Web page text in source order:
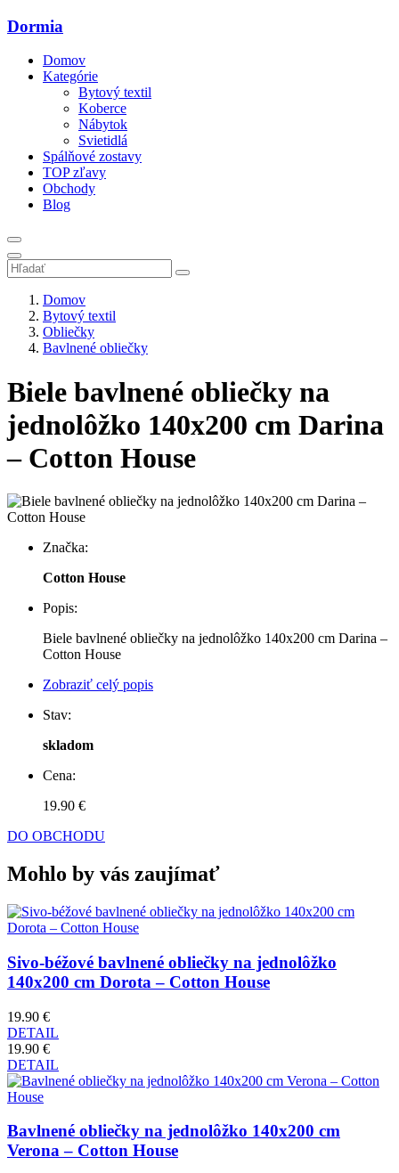
Dormia
Domov
Kategórie
Bytový textil
Koberce
Nábytok
Svietidlá
Spálňové zostavy
TOP zľavy
Obchody
Blog
Domov
Bytový textil
Obliečky
Bavlnené obliečky
Biele bavlnené obliečky na
jednolôžko 140x200 cm Darina
– Cotton House
Značka:
Cotton House
Popis:
Biele bavlnené obliečky na jednolôžko 140x200 cm Darina –
Cotton House
Zobraziť celý popis
Stav:
skladom
Cena:
19.90 €
DO OBCHODU
Mohlo by vás zaujímať
Sivo-béžové bavlnené obliečky na jednolôžko
140x200 cm Dorota – Cotton House
19.90 €
DETAIL
19.90 €
DETAIL
Bavlnené obliečky na jednolôžko 140x200 cm
Verona – Cotton House